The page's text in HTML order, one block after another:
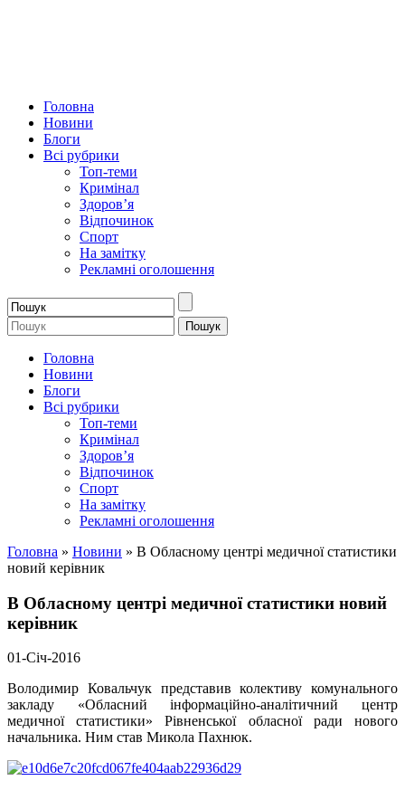
Головна
Новини
Блоги
Всі рубрики
Топ-теми
Кримінал
Здоров’я
Відпочинок
Спорт
На замітку
Рекламні оголошення
Головна
Новини
Блоги
Всі рубрики
Топ-теми
Кримінал
Здоров’я
Відпочинок
Спорт
На замітку
Рекламні оголошення
Головна » Новини » В Обласному центрі медичної статистики
новий керівник
В Обласному центрі медичної статистики новий
керівник
01-Січ-2016
Володимир Ковальчук представив колективу комунального
закладу «Обласний інформаційно-аналітичний центр
медичної статистики» Рівненської обласної ради нового
начальника. Ним став Микола Пахнюк.